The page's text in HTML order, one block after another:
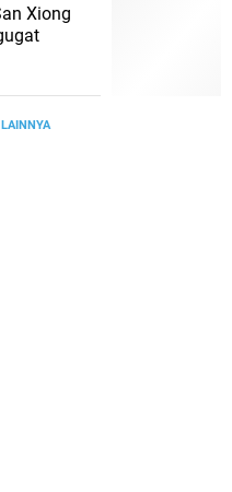
Xiong